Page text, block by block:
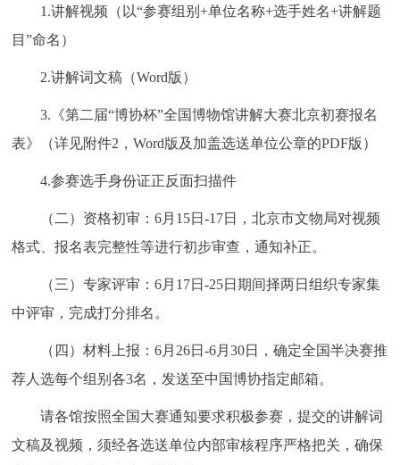
ESPAÑOL العربية PORTUGUÊS
ITALIANO
回到顶部
1.讲解视频（以“参赛组别+单位名称+选手姓名+讲解题
目”命名）
2.讲解词文稿（Word版）
3.《第二届“博协杯”全国博物馆讲解大赛北京初赛报名
表》（详见附件2，Word版及加盖选送单位公章的PDF版）
4.参赛选手身份证正反面扫描件
（二）资格初审：6月15日-17日，北京市文物局对视频
格式、报名表完整性等进行初步审查，通知补正。
（三）专家评审：6月17日-25日期间择两日组织专家集
中评审，完成打分排名。
（四）材料上报：6月26日-6月30日，确定全国半决赛推
荐人选每个组别各3名，发送至中国博协指定邮箱。
请各馆按照全国大赛通知要求积极参赛，提交的讲解词
文稿及视频，须经各选送单位内部审核程序严格把关，确保